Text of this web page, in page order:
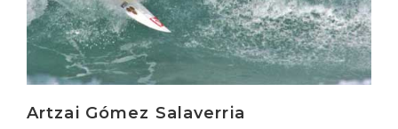
Artzai Gómez Salaverria